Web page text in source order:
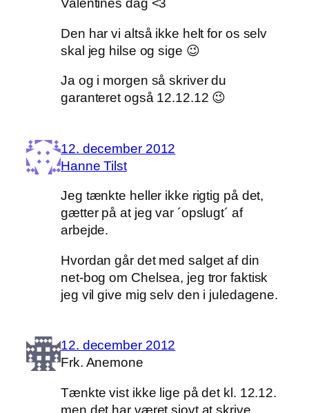
Valentines dag <3
Den har vi altså ikke helt for os selv
skal jeg hilse og sige 😉
Ja og i morgen så skriver du
garanteret også 12.12.12 😉
12. december 2012
Hanne Tilst
Jeg tænkte heller ikke rigtig på det,
gætter på at jeg var ´opslugt´ af
arbejde.
Hvordan går det med salget af din
net-bog om Chelsea, jeg tror faktisk
jeg vil give mig selv den i juledagene.
12. december 2012
Frk. Anemone
Tænkte vist ikke lige på det kl. 12.12.
men det har været sjovt at skrive